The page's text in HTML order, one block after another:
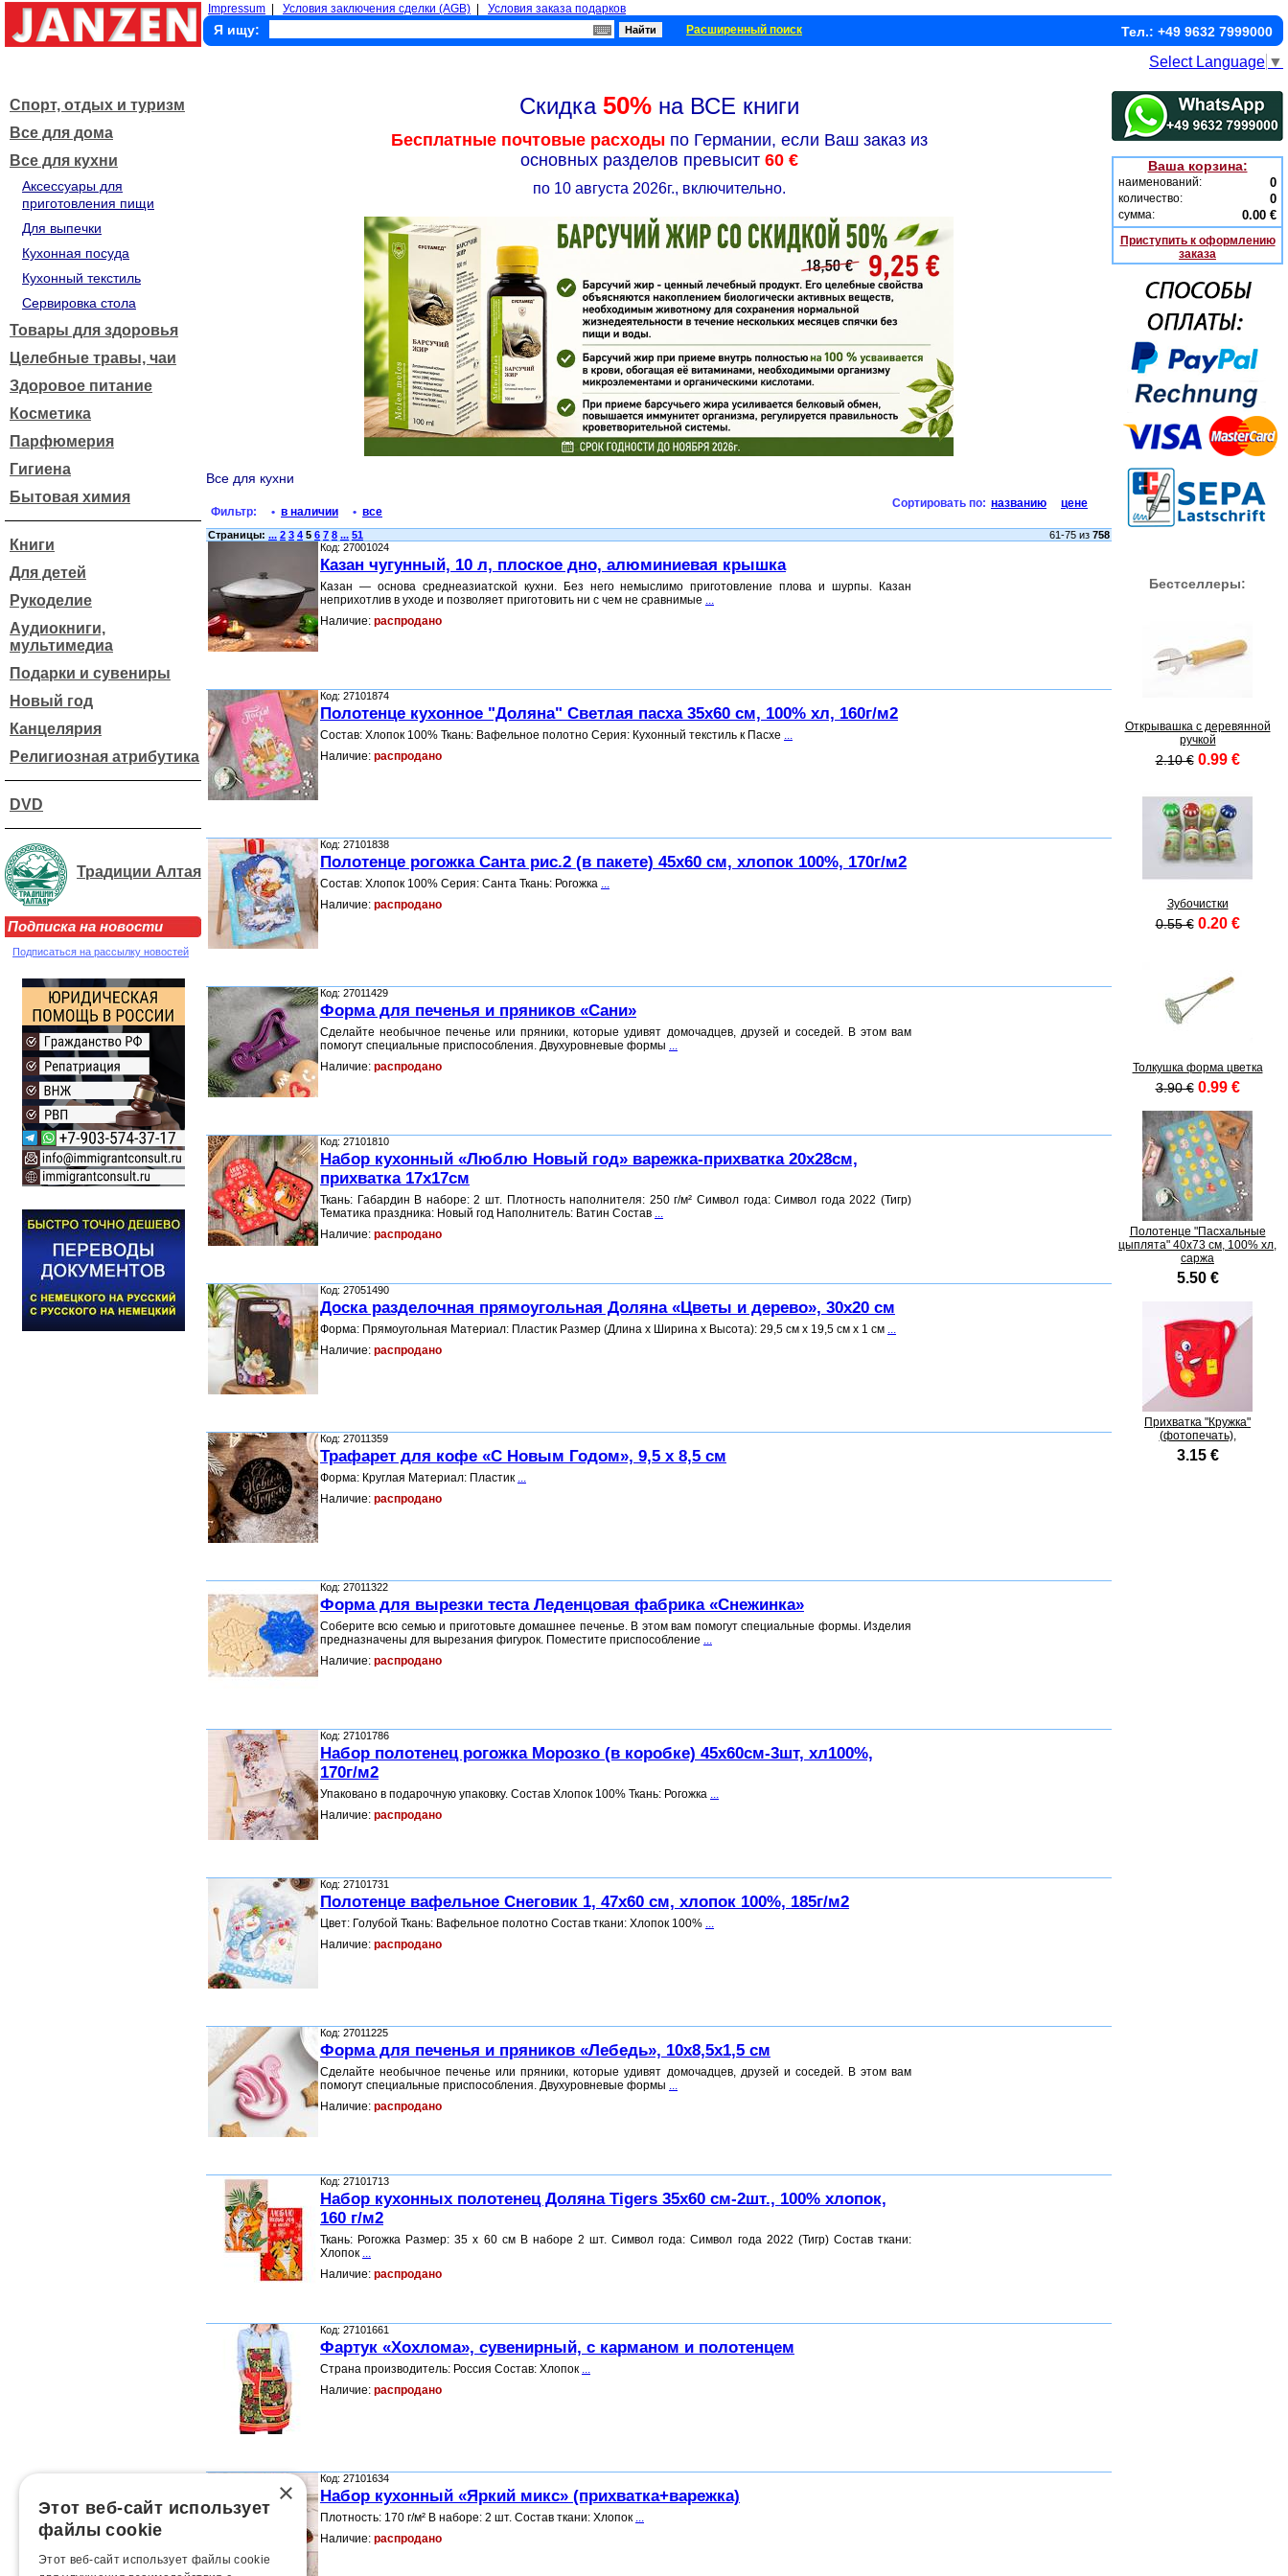
Impressum Условия заключения сделки (AGB) Условия заказа подарков
Я ищу: Расширенный поиск Тел.: +49 9632 7999000
Select Language ▼
Спорт, отдых и туризм
Все для дома
Все для кухни
Аксессуары для
приготовления пищи
Для выпечки
Кухонная посуда
Кухонный текстиль
Сервировка стола
Товары для здоровья
Целебные травы, чаи
Здоровое питание
Косметика
Парфюмерия
Гигиена
Бытовая химия
Книги
Для детей
Рукоделие
Аудиокниги,
мультимедиа
Подарки и сувениры
Новый год
Канцелярия
Религиозная атрибутика
DVD
Традиции Алтая
Подписка на новости
Подписаться на рассылку новостей
Скидка 50%на ВСЕ книги
Бесплатные почтовые расходыпо Германии, если Ваш заказ из
основных разделов превысит 60 €
по 10 августа 2026г., включительно.
Все для кухни
Фильтр: • в наличии • все
Сортировать по: названию цене
Страницы: ... 2 3 4 5 6 7 8 ... 51 61-75 из 758
Код: 27001024
Казан чугунный, 10 л, плоское дно, алюминиевая крышка
Казан — основа среднеазиатской кухни. Без него немыслимо приготовление плова и шурпы. Казан
неприхотлив в уходе и позволяет приготовить ни с чем не сравнимые ...
Наличие: распродано
Код: 27101874
Полотенце кухонное "Доляна" Светлая пасха 35x60 см, 100% хл, 160г/м2
Состав: Хлопок 100% Ткань: Вафельное полотно Серия: Кухонный текстиль к Пасхе ...
Наличие: распродано
Код: 27101838
Полотенце рогожка Санта рис.2 (в пакете) 45x60 см, хлопок 100%, 170г/м2
Состав: Хлопок 100% Серия: Санта Ткань: Рогожка ...
Наличие: распродано
Код: 27011429
Форма для печенья и пряников «Сани»
Сделайте необычное печенье или пряники, которые удивят домочадцев, друзей и соседей. В этом вам
помогут специальные приспособления. Двухуровневые формы ...
Наличие: распродано
Код: 27101810
Набор кухонный «Люблю Новый год» варежка-прихватка 20х28см,
прихватка 17х17см
Ткань: Габардин В наборе: 2 шт. Плотность наполнителя: 250 г/м² Символ года: Символ года 2022 (Тигр)
Тематика праздника: Новый год Наполнитель: Ватин Состав ...
Наличие: распродано
Код: 27051490
Доска разделочная прямоугольная Доляна «Цветы и дерево», 30x20 см
Форма: Прямоугольная Материал: Пластик Размер (Длина x Ширина x Высота): 29,5 см х 19,5 см х 1 см ...
Наличие: распродано
Код: 27011359
Трафарет для кофе «С Новым Годом», 9,5 x 8,5 см
Форма: Круглая Материал: Пластик ...
Наличие: распродано
Код: 27011322
Форма для вырезки теста Леденцовая фабрика «Снежинка»
Соберите всю семью и приготовьте домашнее печенье. В этом вам помогут специальные формы. Изделия
предназначены для вырезания фигурок. Поместите приспособление ...
Наличие: распродано
Код: 27101786
Набор полотенец рогожка Морозко (в коробке) 45x60см-3шт, хл100%,
170г/м2
Упаковано в подарочную упаковку. Состав Хлопок 100% Ткань: Рогожка ...
Наличие: распродано
Код: 27101731
Полотенце вафельное Снеговик 1, 47x60 см, хлопок 100%, 185г/м2
Цвет: Голубой Ткань: Вафельное полотно Состав ткани: Хлопок 100% ...
Наличие: распродано
Код: 27011225
Форма для печенья и пряников «Лебедь», 10x8,5x1,5 см
Сделайте необычное печенье или пряники, которые удивят домочадцев, друзей и соседей. В этом вам
помогут специальные приспособления. Двухуровневые формы ...
Наличие: распродано
Код: 27101713
Набор кухонных полотенец Доляна Tigers 35x60 см-2шт., 100% хлопок,
160 г/м2
Ткань: Рогожка Размер: 35 x 60 см В наборе 2 шт. Символ года: Символ года 2022 (Тигр) Состав ткани:
Хлопок ...
Наличие: распродано
Код: 27101661
Фартук «Хохлома», сувенирный, с карманом и полотенцем
Страна производитель: Россия Состав: Хлопок ...
Наличие: распродано
Код: 27101634
Набор кухонный «Яркий микс» (прихватка+варежка)
Плотность: 170 г/м² В наборе: 2 шт. Состав ткани: Хлопок ...
Наличие: распродано
Ваша корзина:
наименований: 0
количество: 0
сумма: 0.00 €
Приступить к оформлению
заказа
Бестселлеры:
Открывашка с деревянной
ручкой
2.10 € 0.99 €
Зубочистки
0.55 € 0.20 €
Толкушка форма цветка
3.90 € 0.99 €
Полотенце "Пасхальные
цыплята" 40х73 см, 100% хл,
саржа
5.50 €
Прихватка "Кружка"
(фотопечать),
3.15 €
×
Этот веб-сайт использует
файлы cookie
Этот веб-сайт использует файлы cookie